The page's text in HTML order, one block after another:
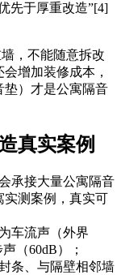
先于厚重改造”[4]
，不能随意拆改
增加装修成本，
垫）才是公寓隔音
真实案例
承接大量公寓隔音
实测案例，真实可
车流声（外界
（60dB）；
条、与隔壁相邻墙